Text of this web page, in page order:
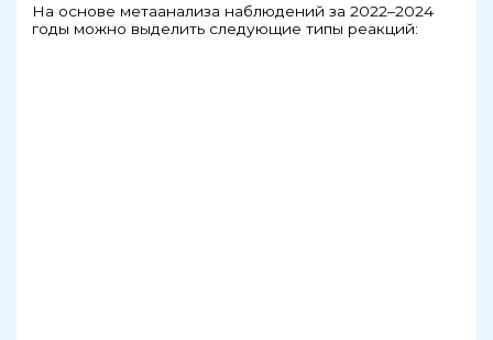
На основе метаанализа наблюдений за 2022–2024
годы можно выделить следующие типы реакций: